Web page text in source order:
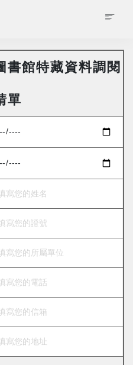
書館特藏資料調閱
單